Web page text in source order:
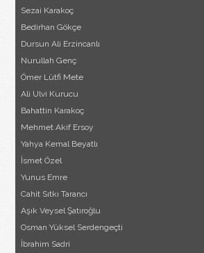
Sezai Karakoç
Bedirhan Gökçe
Dursun Ali Erzincanlı
Nurullah Genç
Ömer Lütfi Mete
Ali Ulvi Kurucu
Bahattin Karakoç
Mehmet Akif Ersoy
Yahya Kemal Beyatlı
İsmet Özel
Yunus Emre
Cahit Sıtkı Tarancı
Aşık Veysel Şatıroğlu
Osman Yüksel Serdengeçti
İbrahim Sadri